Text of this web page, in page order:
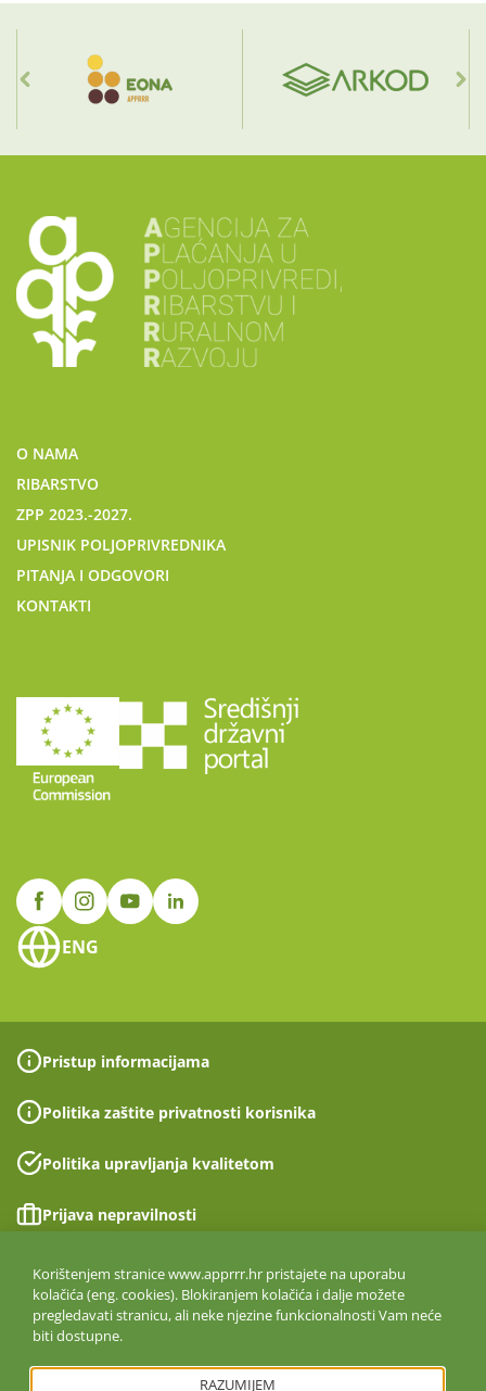
O NAMA
RIBARSTVO
ZPP 2023.-2027.
UPISNIK POLJOPRIVREDNIKA
PITANJA I ODGOVORI
KONTAKTI
ENG
Pristup informacijama
Politika zaštite privatnosti korisnika
Politika upravljanja kvalitetom
Prijava nepravilnosti
Izjava o pristupačnosti
Politika informacijske sigurnosti
ISO 27001:2022
Korištenjem stranice www.apprrr.hr pristajete na uporabu
kolačića (eng. cookies). Blokiranjem kolačića i dalje možete
pregledavati stranicu, ali neke njezine funkcionalnosti Vam neće
biti dostupne.
RAZUMIJEM